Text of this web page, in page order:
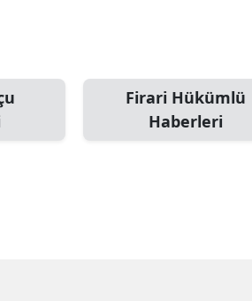
Firari Hükümlü
Haberleri